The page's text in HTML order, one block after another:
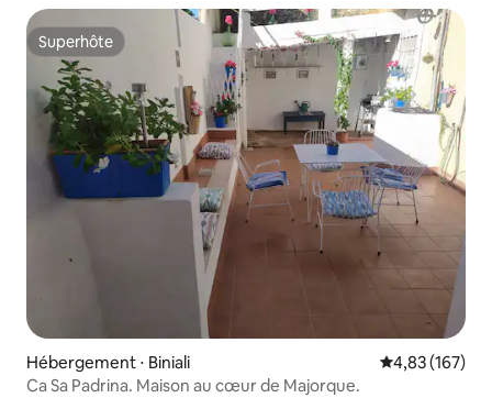
Superhôte
Superhôte
Hébergement ⋅ Biniali Évaluation
4,83 (167)
Ca Sa Padrina. Maison au cœur de Majorque.